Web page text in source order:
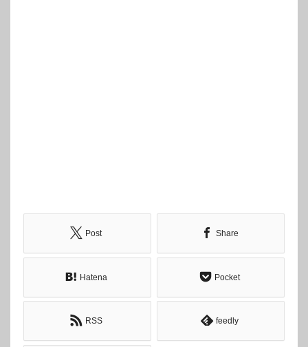
Post Share
Hatena Pocket
RSS feedly